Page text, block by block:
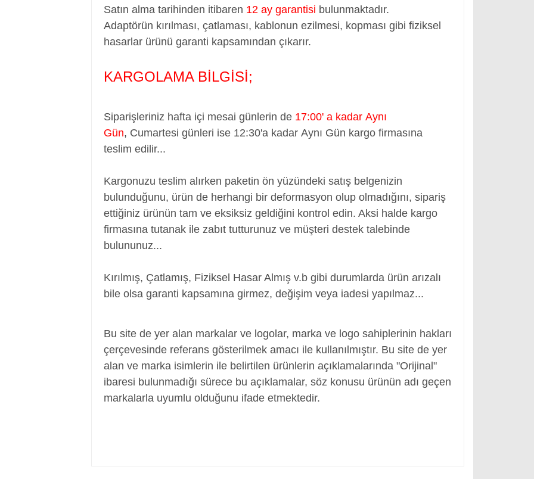
Satın alma tarihinden itibaren 12 ay garantisi bulunmaktadır.
Adaptörün kırılması, çatlaması, kablonun ezilmesi, kopması gibi fiziksel
hasarlar ürünü garanti kapsamından çıkarır.
KARGOLAMA BİLGİSİ;
Siparişleriniz hafta içi mesai günlerin de 17:00' a kadar Aynı
Gün, Cumartesi günleri ise 12:30'a kadar Aynı Gün kargo firmasına
teslim edilir...
Kargonuzu teslim alırken paketin ön yüzündeki satış belgenizin
bulunduğunu, ürün de herhangi bir deformasyon olup olmadığını, sipariş
ettiğiniz ürünün tam ve eksiksiz geldiğini kontrol edin. Aksi halde kargo
firmasına tutanak ile zabıt tutturunuz ve müşteri destek talebinde
bulununuz...
Kırılmış, Çatlamış, Fiziksel Hasar Almış v.b gibi durumlarda ürün arızalı
bile olsa garanti kapsamına girmez, değişim veya iadesi yapılmaz...
Bu site de yer alan markalar ve logolar, marka ve logo sahiplerinin hakları
çerçevesinde referans gösterilmek amacı ile kullanılmıştır. Bu site de yer
alan ve marka isimlerin ile belirtilen ürünlerin açıklamalarında "Orijinal"
ibaresi bulunmadığı sürece bu açıklamalar, söz konusu ürünün adı geçen
markalarla uyumlu olduğunu ifade etmektedir.